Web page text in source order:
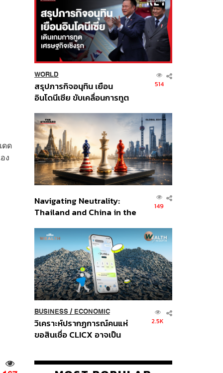
ดด
ง
WORLD
สรุปภารกิจอนุทิน เยือน
อินโดนีเซีย ขับเคลื่อนการทูต
ส่วนยุทธศาสตร์ไทย –
อินโดนีเซีย
514
Navigating Neutrality:
Thailand and China in the
Order
149
BUSINESS/ ECONOMIC
วิเคราะห์ปรากฏการณ์คนแห่
ขอสินเชื่อ CLICX อาจเป็น
ปัญหาหนี้ครัวเรือนไทยที่ถูกซุก
2.5K